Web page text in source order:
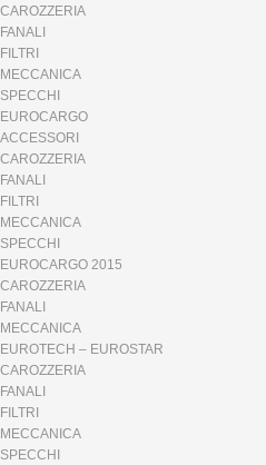
CAROZZERIA
FANALI
FILTRI
MECCANICA
SPECCHI
EUROCARGO
ACCESSORI
CAROZZERIA
FANALI
FILTRI
MECCANICA
SPECCHI
EUROCARGO 2015
CAROZZERIA
FANALI
MECCANICA
EUROTECH – EUROSTAR
CAROZZERIA
FANALI
FILTRI
MECCANICA
SPECCHI